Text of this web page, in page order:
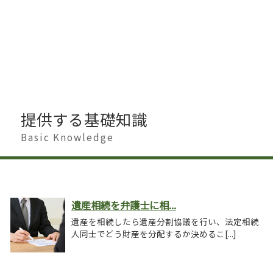
提供する基礎知識
Basic Knowledge
遺産相続を弁護士に相...
遺産を相続したら遺産分割協議を行い、法定相続
人同士でどう財産を分配するか決めるこ[...]